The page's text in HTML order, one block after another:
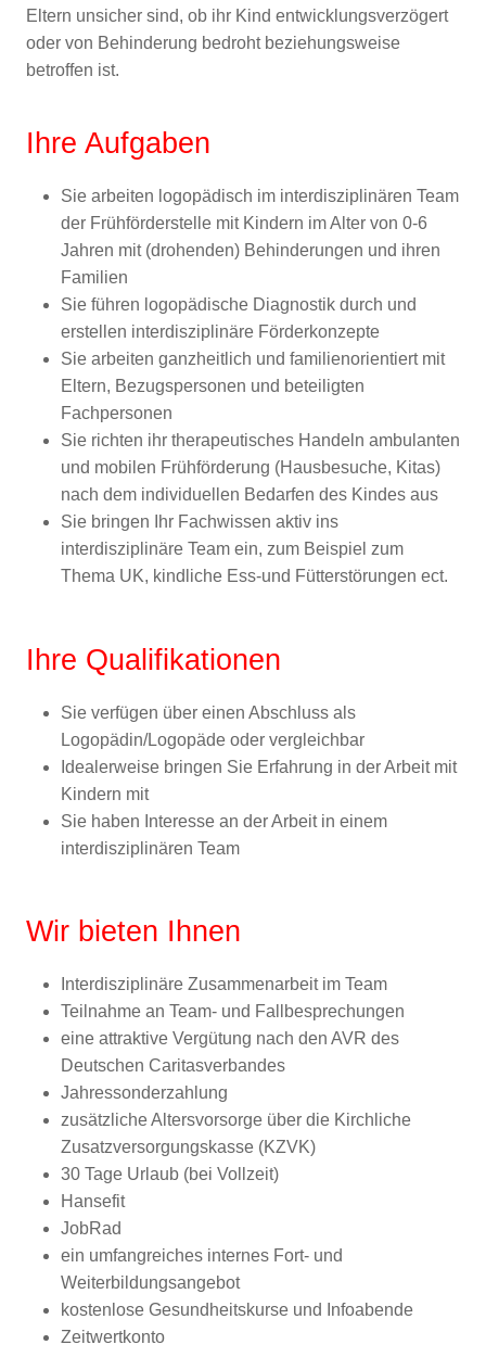
Eltern unsicher sind, ob ihr Kind entwicklungsverzögert
oder von Behinderung bedroht beziehungsweise
betroffen ist.
Ihre Aufgaben
Sie arbeiten logopädisch im interdisziplinären Team
der Frühförderstelle mit Kindern im Alter von 0-6
Jahren mit (drohenden) Behinderungen und ihren
Familien
Sie führen logopädische Diagnostik durch und
erstellen interdisziplinäre Förderkonzepte
Sie arbeiten ganzheitlich und familienorientiert mit
Eltern, Bezugspersonen und beteiligten
Fachpersonen
Sie richten ihr therapeutisches Handeln ambulanten
und mobilen Frühförderung (Hausbesuche, Kitas)
nach dem individuellen Bedarfen des Kindes aus
Sie bringen Ihr Fachwissen aktiv ins
interdisziplinäre Team ein, zum Beispiel zum
Thema UK, kindliche Ess-und Fütterstörungen ect.
Ihre Qualifikationen
Sie verfügen über einen Abschluss als
Logopädin/Logopäde oder vergleichbar
Idealerweise bringen Sie Erfahrung in der Arbeit mit
Kindern mit
Sie haben Interesse an der Arbeit in einem
interdisziplinären Team
Wir bieten Ihnen
Interdisziplinäre Zusammenarbeit im Team
Teilnahme an Team- und Fallbesprechungen
eine attraktive Vergütung nach den AVR des
Deutschen Caritasverbandes
Jahressonderzahlung
zusätzliche Altersvorsorge über die Kirchliche
Zusatzversorgungskasse (KZVK)
30 Tage Urlaub (bei Vollzeit)
Hansefit
JobRad
ein umfangreiches internes Fort- und
Weiterbildungsangebot
kostenlose Gesundheitskurse und Infoabende
Zeitwertkonto